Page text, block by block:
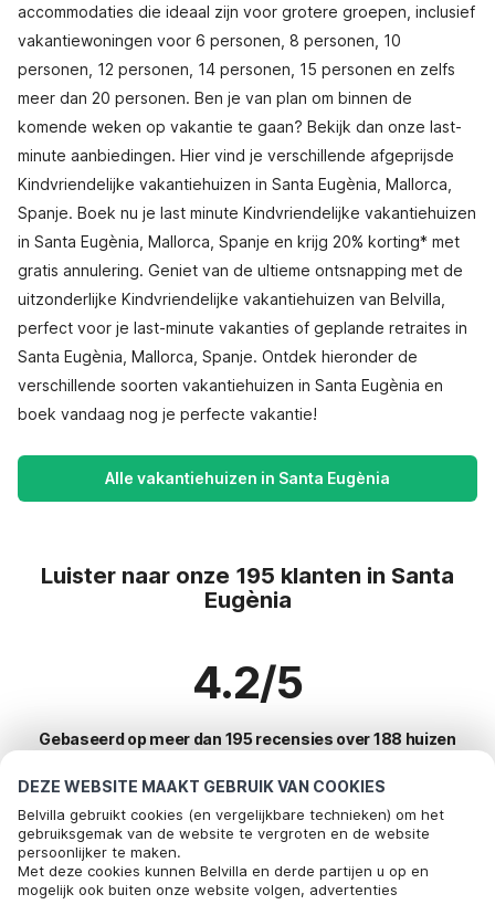
DEZE WEBSITE MAAKT GEBRUIK VAN COOKIES
Belvilla gebruikt cookies (en vergelijkbare technieken) om het
gebruiksgemak van de website te vergroten en de website
persoonlijker te maken.
Met deze cookies kunnen Belvilla en derde partijen u op en
mogelijk ook buiten onze website volgen, advertenties
accommodaties die ideaal zijn voor grotere groepen, inclusief
vakantiewoningen voor 6 personen, 8 personen, 10
personen, 12 personen, 14 personen, 15 personen en zelfs
meer dan 20 personen. Ben je van plan om binnen de
komende weken op vakantie te gaan? Bekijk dan onze last-
minute aanbiedingen. Hier vind je verschillende afgeprijsde
Kindvriendelijke vakantiehuizen in Santa Eugènia, Mallorca,
Spanje. Boek nu je last minute Kindvriendelijke vakantiehuizen
in Santa Eugènia, Mallorca, Spanje en krijg 20% korting* met
gratis annulering. Geniet van de ultieme ontsnapping met de
uitzonderlijke Kindvriendelijke vakantiehuizen van Belvilla,
perfect voor je last-minute vakanties of geplande retraites in
Santa Eugènia, Mallorca, Spanje. Ontdek hieronder de
verschillende soorten vakantiehuizen in Santa Eugènia en
boek vandaag nog je perfecte vakantie!
Alle vakantiehuizen in Santa Eugènia
Luister naar onze 195 klanten in Santa
Eugènia
4.2/5
Gebaseerd op meer dan 195 recensies over 188 huizen
Meest populaire bestemmingen voor
vakantie
Top steden met top voorzieningen voor vakantie
Bel om te boeken